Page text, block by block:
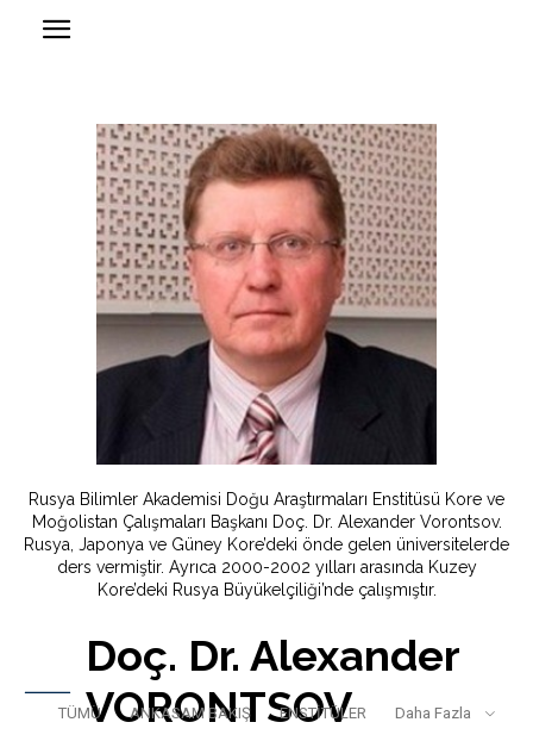
Rusya Bilimler Akademisi Doğu Araştırmaları Enstitüsü Kore ve
Moğolistan Çalışmaları Başkanı Doç. Dr. Alexander Vorontsov.
Rusya, Japonya ve Güney Kore’deki önde gelen üniversitelerde
ders vermiştir. Ayrıca 2000-2002 yılları arasında Kuzey
Kore’deki Rusya Büyükelçiliği’nde çalışmıştır.
Doç. Dr. Alexander
VORONTSOV
TÜMÜ ANKASAM BAKIŞ ENSTİTÜLER Daha Fazla